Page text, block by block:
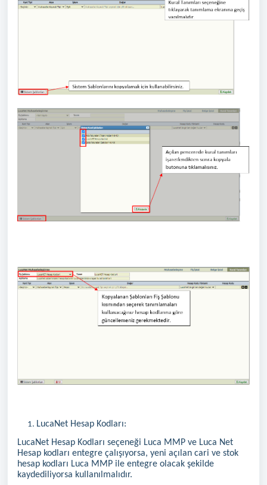
LucaNet Hesap Kodları:
LucaNet Hesap Kodları seçeneği Luca MMP ve Luca Net
Hesap kodları entegre çalışıyorsa, yeni açılan cari ve stok
hesap kodları Luca MMP ile entegre olacak şekilde
kaydediliyorsa kullanılmalıdır.